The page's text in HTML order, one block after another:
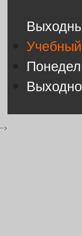
-->